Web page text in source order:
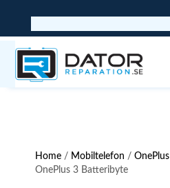
Home / Mobiltelefon /OnePlus
OnePlus 3 Batteribyte